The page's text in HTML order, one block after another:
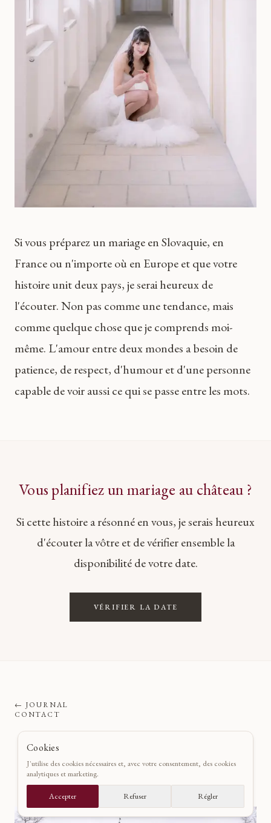
Si vous préparez un mariage en Slovaquie, en
France ou n'importe où en Europe et que votre
histoire unit deux pays, je serai heureux de
l'écouter. Non pas comme une tendance, mais
comme quelque chose que je comprends moi-
même. L'amour entre deux mondes a besoin de
patience, de respect, d'humour et d'une personne
capable de voir aussi ce qui se passe entre les mots.
Vous planifiez un mariage au château ?
Si cette histoire a résonné en vous, je serais heureux
d'écouter la vôtre et de vérifier ensemble la
disponibilité de votre date.
VÉRIFIER LA DATE
← JOURNAL
CONTACT
Histoire en vedette
Cookies
J'utilise des cookies nécessaires et, avec votre consentement, des cookies
analytiques et marketing.
Accepter Refuser Régler